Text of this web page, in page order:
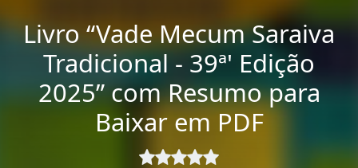
Livro “Vade Mecum Saraiva
Tradicional - 39ª' Edição
2025” com Resumo para
Baixar em PDF